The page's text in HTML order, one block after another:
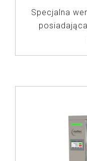
Specjalna